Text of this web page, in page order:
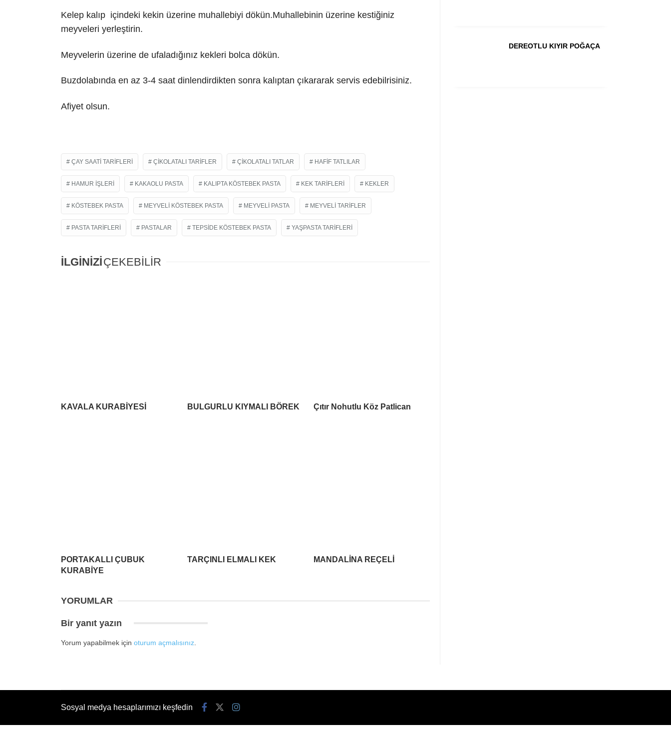
Kelep kalıp içindeki kekin üzerine muhallebiyi dökün.Muhallebinin üzerine kestiğiniz
meyveleri yerleştirin.
Meyvelerin üzerine de ufaladığınız kekleri bolca dökün.
Buzdolabında en az 3-4 saat dinlendirdikten sonra kalıptan çıkararak servis edebilrisiniz.
Afiyet olsun.
ÇAY SAATI TARIFLERI ÇIKOLATALI TARIFLER ÇIKOLATALI TATLAR HAFIF TATLILAR
HAMUR İŞLERI KAKAOLU PASTA KALIPTA KÖSTEBEK PASTA KEK TARIFLERI KEKLER
KÖSTEBEK PASTA MEYVELI KÖSTEBEK PASTA MEYVELI PASTA MEYVELI TARIFLER
PASTA TARIFLERI PASTALAR TEPSIDE KÖSTEBEK PASTA YAŞPASTA TARIFLERI
İLGİNİZİÇEKEBİLİR
KAVALA KURABİYESİ BULGURLU KIYMALI BÖREK Çıtır Nohutlu Köz Patlican
PORTAKALLI ÇUBUK
KURABİYE
TARÇINLI ELMALI KEK MANDALİNA REÇELİ
YORUMLAR
Bir yanıt yazın
Yorum yapabilmek için oturum açmalısınız
DEREOTLU KIYIR POĞAÇA
Sosyal medya hesaplarımızı keşfedin